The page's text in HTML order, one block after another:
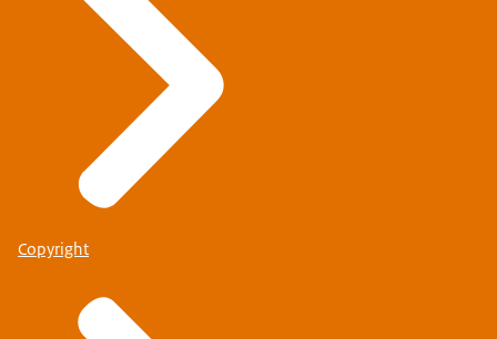
Copyright